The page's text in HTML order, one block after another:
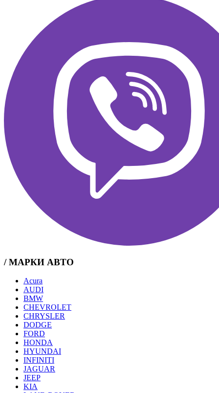
/ МАРКИ АВТО
Acura
AUDI
BMW
CHEVROLET
CHRYSLER
DODGE
FORD
HONDA
HYUNDAI
INFINITI
JAGUAR
JEEP
KIA